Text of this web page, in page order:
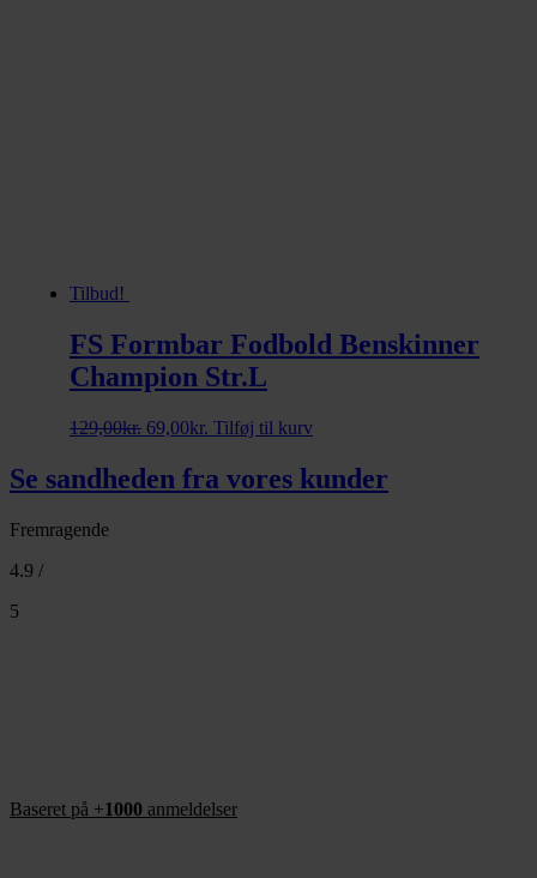
Tilbud!
FS Formbar Fodbold Benskinner
Champion Str.L
129,00kr. Den
var:
69,00kr. Den
er:
Tilføj til kurv
Se sandheden fra vores kunder
Fremragende
4.9 /
5
Baseret på +1000 anmeldelser